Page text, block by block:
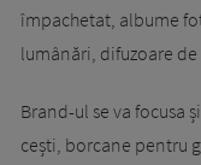
împachetat, albume
lumânări, difuzoare
Brand-ul se va focusa
cești, borcane pentru